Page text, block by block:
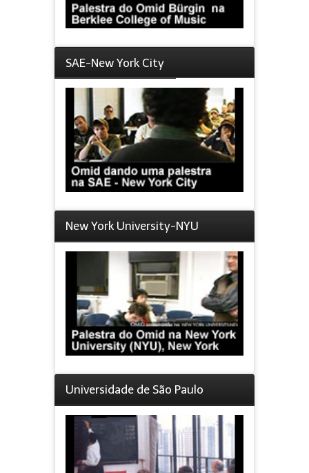
SAE-New York City
New York University-NYU
Universidade de São Paulo